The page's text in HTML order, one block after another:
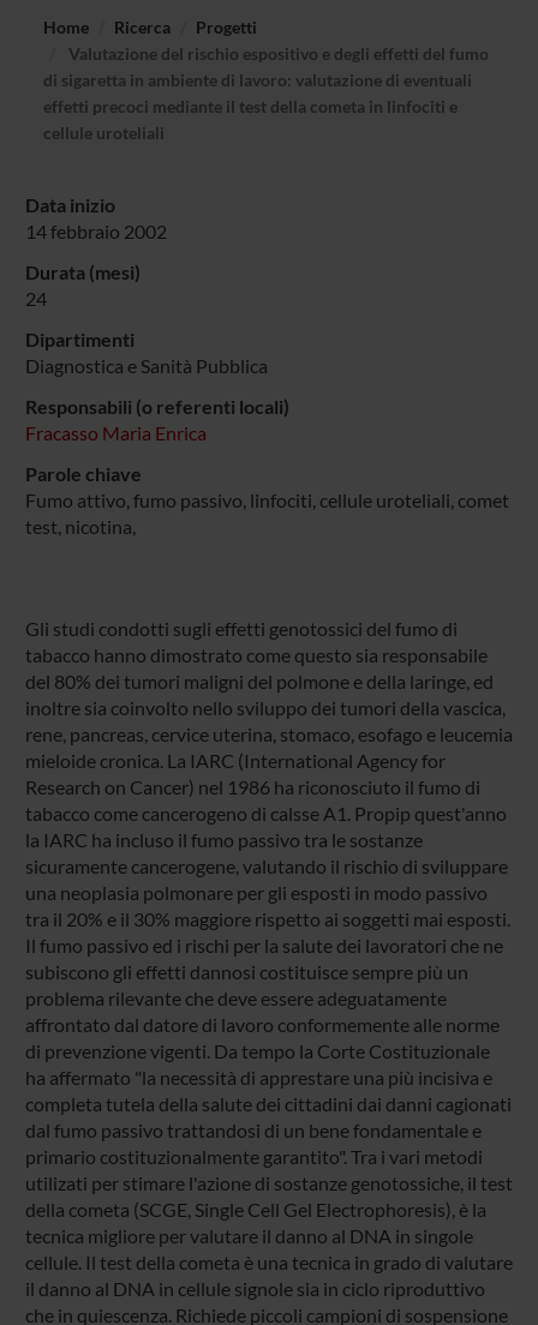
Home Ricerca
Progetti
Valutazione del rischio espositivo e degli effetti del fumo
di sigaretta in ambiente di lavoro: valutazione di eventuali
effetti precoci mediante il test della cometa in linfociti e
cellule uroteliali
Data inizio
14 febbraio 2002
Durata (mesi)
24
Dipartimenti
Diagnostica e Sanità Pubblica
Responsabili (o referenti locali)
Fracasso Maria Enrica
Parole chiave
Fumo attivo, fumo passivo, linfociti, cellule uroteliali, comet
test, nicotina,
Gli studi condotti sugli effetti genotossici del fumo di
tabacco hanno dimostrato come questo sia responsabile
del 80% dei tumori maligni del polmone e della laringe, ed
inoltre sia coinvolto nello sviluppo dei tumori della vascica,
rene, pancreas, cervice uterina, stomaco, esofago e leucemia
mieloide cronica. La IARC (International Agency for
Research on Cancer) nel 1986 ha riconosciuto il fumo di
tabacco come cancerogeno di calsse A1. Propip quest'anno
la IARC ha incluso il fumo passivo tra le sostanze
sicuramente cancerogene, valutando il rischio di sviluppare
una neoplasia polmonare per gli esposti in modo passivo
tra il 20% e il 30% maggiore rispetto ai soggetti mai esposti.
Il fumo passivo ed i rischi per la salute dei lavoratori che ne
subiscono gli effetti dannosi costituisce sempre più un
problema rilevante che deve essere adeguatamente
affrontato dal datore di lavoro conformemente alle norme
di prevenzione vigenti. Da tempo la Corte Costituzionale
ha affermato "la necessità di apprestare una più incisiva e
completa tutela della salute dei cittadini dai danni cagionati
dal fumo passivo trattandosi di un bene fondamentale e
primario costituzionalmente garantito". Tra i vari metodi
utilizati per stimare l'azione di sostanze genotossiche, il test
della cometa (SCGE, Single Cell Gel Electrophoresis), è la
tecnica migliore per valutare il danno al DNA in singole
cellule. Il test della cometa è una tecnica in grado di valutare
il danno al DNA in cellule signole sia in ciclo riproduttivo
che in quiescenza. Richiede piccoli campioni di sospensione